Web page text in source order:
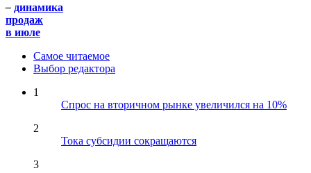
– динамика
продаж
в июле
Самое читаемое
Выбор редактора
1
Спрос на вторичном рынке увеличился на 10%
2
Тока субсидии сокращаются
3